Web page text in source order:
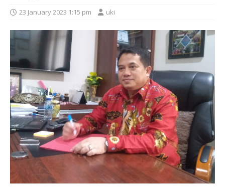
23 January 2023 1:15 pm uki